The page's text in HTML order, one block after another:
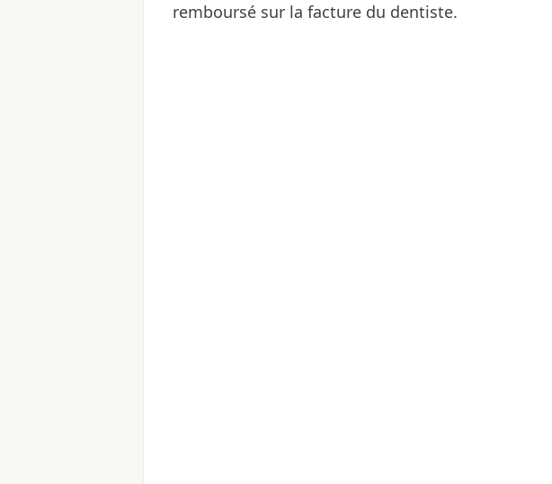
remboursé sur la facture du dentiste.